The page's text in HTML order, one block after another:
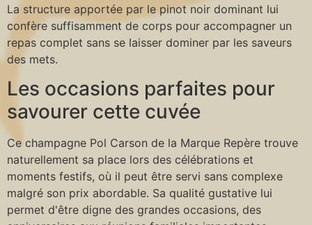
La structure apportée par le pinot noir dominant lui
confère suffisamment de corps pour accompagner un
repas complet sans se laisser dominer par les saveurs
des mets.
Les occasions parfaites pour
savourer cette cuvée
Ce champagne Pol Carson de la Marque Repère trouve
naturellement sa place lors des célébrations et
moments festifs, où il peut être servi sans complexe
malgré son prix abordable. Sa qualité gustative lui
permet d'être digne des grandes occasions, des